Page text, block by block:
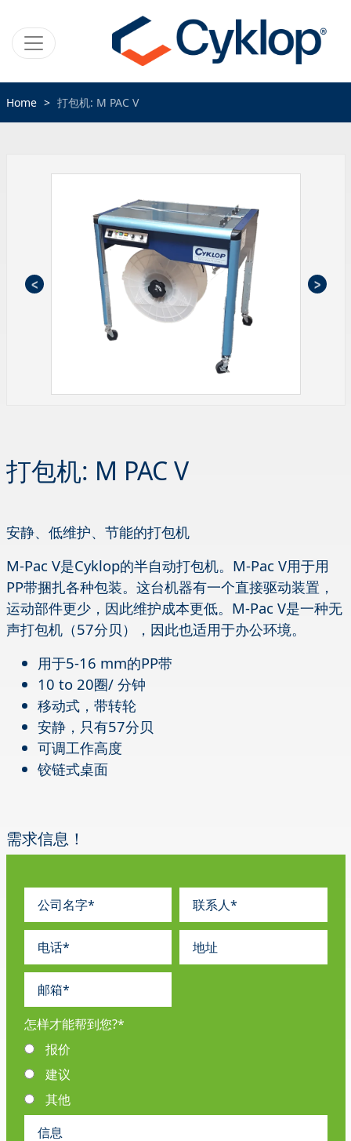
Home 打包机: M PAC V
打包机: M PAC V
安静、低维护、节能的打包机
M-Pac V是Cyklop的半自动打包机。M-Pac V用于用
PP带捆扎各种包装。这台机器有一个直接驱动装置，
运动部件更少，因此维护成本更低。M-Pac V是一种无
声打包机（57分贝），因此也适用于办公环境。
用于5-16 mm的PP带
10 to 20圈/ 分钟
移动式，带转轮
安静，只有57分贝
可调工作高度
铰链式桌面
需求信息！
怎样才能帮到您?*
报价
建议
其他